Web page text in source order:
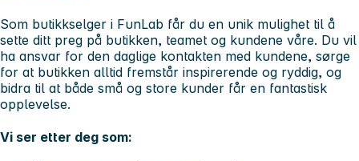
Som butikkselger i FunLab får du en unik mulighet til å
sette ditt preg på butikken, teamet og kundene våre. Du vil
ha ansvar for den daglige kontakten med kundene, sørge
for at butikken alltid fremstår inspirerende og ryddig, og
bidra til at både små og store kunder får en fantastisk
opplevelse.
Vi ser etter deg som: